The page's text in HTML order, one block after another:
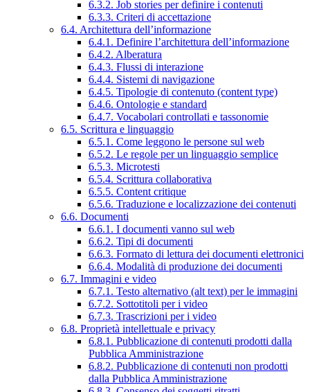
6.3.2. Job stories per definire i contenuti
6.3.3. Criteri di accettazione
6.4. Architettura dell’informazione
6.4.1. Definire l’architettura dell’informazione
6.4.2. Alberatura
6.4.3. Flussi di interazione
6.4.4. Sistemi di navigazione
6.4.5. Tipologie di contenuto (content type)
6.4.6. Ontologie e standard
6.4.7. Vocabolari controllati e tassonomie
6.5. Scrittura e linguaggio
6.5.1. Come leggono le persone sul web
6.5.2. Le regole per un linguaggio semplice
6.5.3. Microtesti
6.5.4. Scrittura collaborativa
6.5.5. Content critique
6.5.6. Traduzione e localizzazione dei contenuti
6.6. Documenti
6.6.1. I documenti vanno sul web
6.6.2. Tipi di documenti
6.6.3. Formato di lettura dei documenti elettronici
6.6.4. Modalità di produzione dei documenti
6.7. Immagini e video
6.7.1. Testo alternativo (alt text) per le immagini
6.7.2. Sottotitoli per i video
6.7.3. Trascrizioni per i video
6.8. Proprietà intellettuale e privacy
6.8.1. Pubblicazione di contenuti prodotti dalla
Pubblica Amministrazione
6.8.2. Pubblicazione di contenuti non prodotti
dalla Pubblica Amministrazione